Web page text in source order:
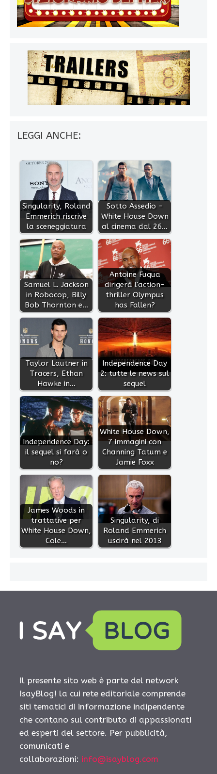
LEGGI ANCHE:
Singularity, Roland
Emmerich riscrive
la sceneggiatura
Sotto Assedio -
White House Down
al cinema dal 26…
Samuel L. Jackson
in Robocop, Billy
Bob Thornton e…
Antoine Fuqua
dirigerà l'action-
thriller Olympus
has Fallen?
Taylor Lautner in
Tracers, Ethan
Hawke in…
Independence Day
2: tutte le news sul
sequel
Independence Day:
il sequel si farà o
no?
White House Down,
7 immagini con
Channing Tatum e
Jamie Foxx
James Woods in
trattative per
White House Down,
Cole…
Singularity, di
Roland Emmerich
uscirà nel 2013
Il presente sito web è parte del network
IsayBlog! la cui rete editoriale comprende
siti tematici di informazione indipendente
che contano sul contributo di appassionati
ed esperti del settore. Per pubblicità,
comunicati e
collaborazioni: info@isayblog.com